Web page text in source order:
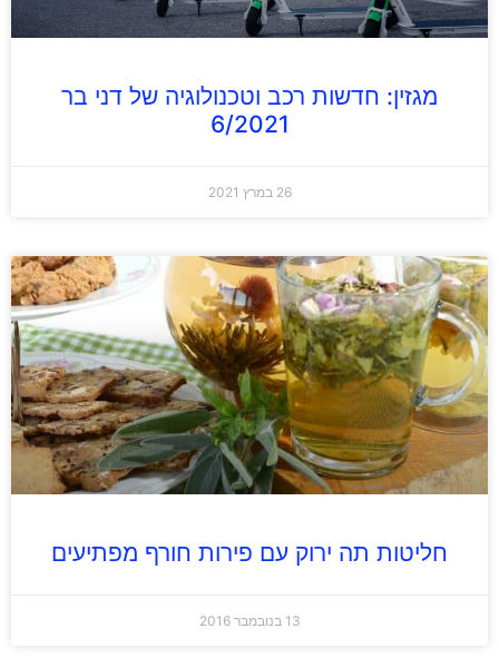
מגזין: חדשות רכב וטכנולוגיה של דני בר
6/2021
26 במרץ 2021
חליטות תה ירוק עם פירות חורף מפתיעים
13 בנובמבר 2016